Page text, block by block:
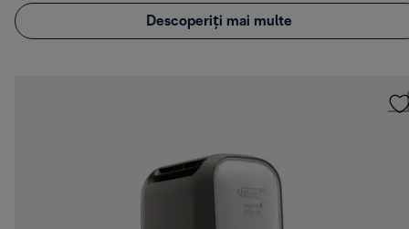
Descoperiți mai multe